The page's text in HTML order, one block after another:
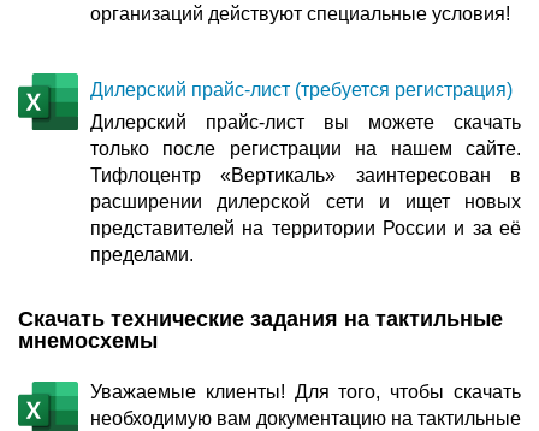
организаций действуют специальные условия!
Дилерский прайс-лист (требуется регистрация)
Дилерский прайс-лист вы можете скачать
только после регистрации на нашем сайте.
Тифлоцентр «Вертикаль» заинтересован в
расширении дилерской сети и ищет новых
представителей на территории России и за её
пределами.
Скачать технические задания на тактильные
мнемосхемы
Уважаемые клиенты! Для того, чтобы скачать
необходимую вам документацию на тактильные